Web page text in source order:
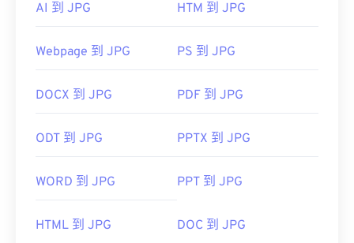
AI 到 JPG HTM 到 JPG
Webpage 到 JPG PS 到 JPG
DOCX 到 JPG PDF 到 JPG
ODT 到 JPG PPTX 到 JPG
WORD 到 JPG PPT 到 JPG
HTML 到 JPG DOC 到 JPG